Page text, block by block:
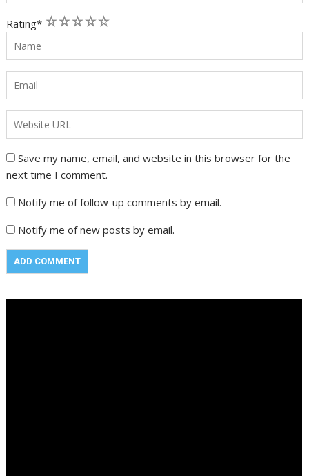
Rating* 5
4
3
2
1
Save my name, email, and website in this browser for the
next time I comment.
Notify me of follow-up comments by email.
Notify me of new posts by email.